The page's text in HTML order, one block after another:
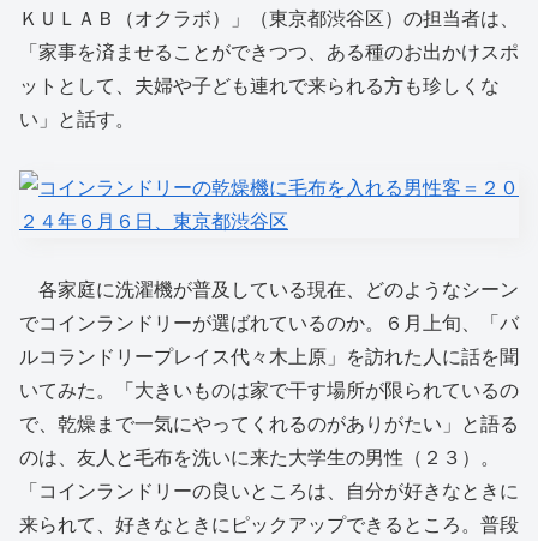
ＫＵＬＡＢ（オクラボ）」（東京都渋谷区）の担当者は、
「家事を済ませることができつつ、ある種のお出かけスポ
ットとして、夫婦や子ども連れで来られる方も珍しくな
い」と話す。
各家庭に洗濯機が普及している現在、どのようなシーン
でコインランドリーが選ばれているのか。６月上旬、「バ
ルコランドリープレイス代々木上原」を訪れた人に話を聞
いてみた。「大きいものは家で干す場所が限られているの
で、乾燥まで一気にやってくれるのがありがたい」と語る
のは、友人と毛布を洗いに来た大学生の男性（２３）。
「コインランドリーの良いところは、自分が好きなときに
来られて、好きなときにピックアップできるところ。普段